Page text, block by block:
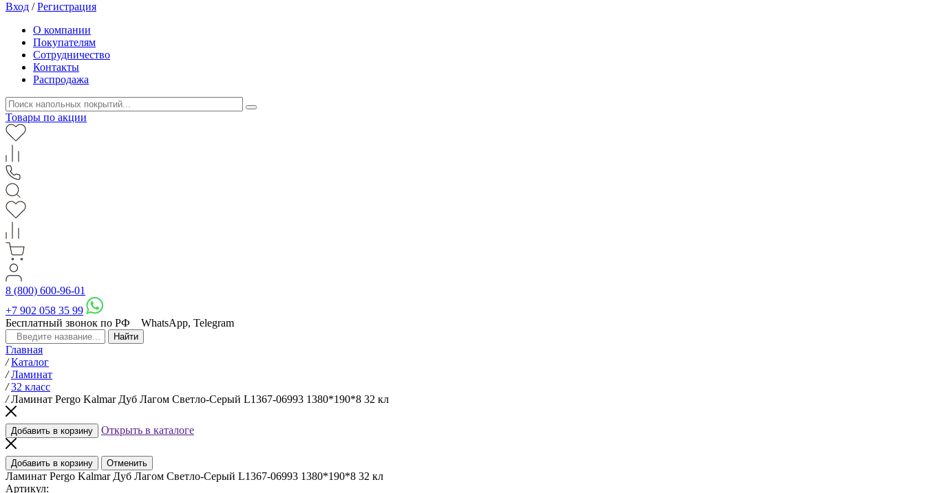
Вход /Регистрация
О компании
Покупателям
Сотрудничество
Контакты
Распродажа
Товары по акции
8 (800) 600-96-01
+7 902 058 35 99
Бесплатный звонок по РФ
WhatsApp, Telegram
Главная
/ Каталог
/ Ламинат
/ 32 класс
/ Ламинат Pergo Kalmar Дуб Лагом Светло-Серый L1367-06993 1380*190*8 32 кл
Добавить в корзину Открыть в каталоге
Добавить в корзину Отменить
Ламинат Pergo Kalmar Дуб Лагом Светло-Серый L1367-06993 1380*190*8 32 кл
Артикул: